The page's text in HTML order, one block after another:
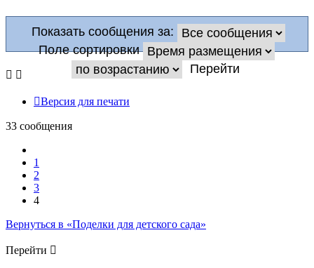
Показать сообщения за:
Поле сортировки
Версия для печати
33 сообщения
1
2
3
4
Вернуться в «Поделки для детского сада»
Перейти